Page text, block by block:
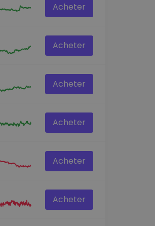
Acheter
Acheter
Acheter
Acheter
Acheter
Acheter